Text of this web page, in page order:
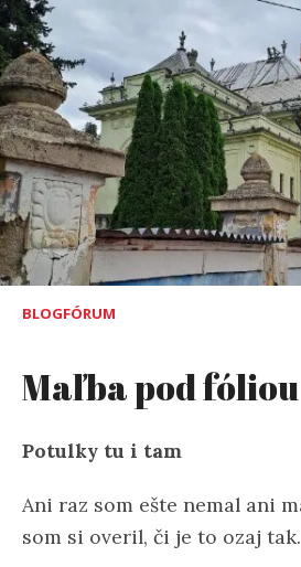
BLOGFÓRUM
Maľba pod fóliou
Potulky tu i tam
Ani raz som ešte nemal ani
som si overil, či je to ozaj tak.